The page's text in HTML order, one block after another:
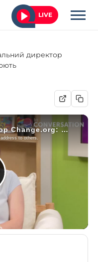
LIVE
директор